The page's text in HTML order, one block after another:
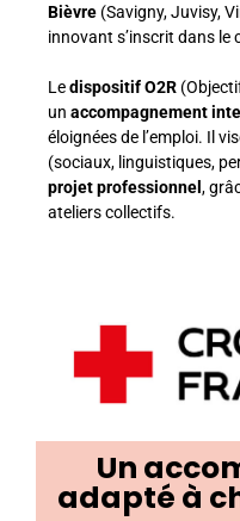
Bièvre (Savigny, Juvisy,
innovant s’inscrit dans le
Ledispositif O2R
un accompagnement
éloignées de l’emploi. Il
(sociaux, linguistiques,
projet professionnel,
ateliers collectifs.
Un
adapté à